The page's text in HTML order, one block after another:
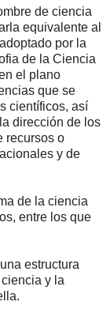
de ciencia
equivalente al
por la
de la Ciencia
el plano
que se
científicos, así
dirección de los
recursos o
y de
de la ciencia
entre los que
estructura
y la